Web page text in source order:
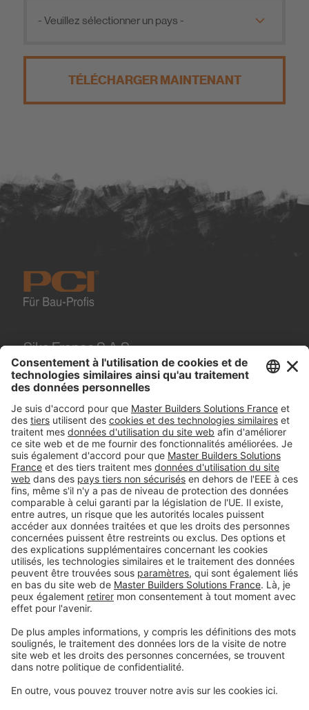
TÉLÉCHARGER MAINTENANT
Sika France S.A.S.
84, rue Edouard Vaillant
93350Le Bourget
Tel. 01 49 92 80 00
#PCI
Mentions légales
Déclaration relative à la protection des
données personnelles
Conditions générales de vente